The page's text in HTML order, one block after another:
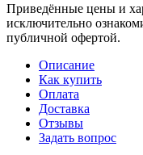
Приведённые цены и
исключительно
публичной офертой.
Описание
Как купить
Оплата
Доставка
Отзывы
Задать вопрос